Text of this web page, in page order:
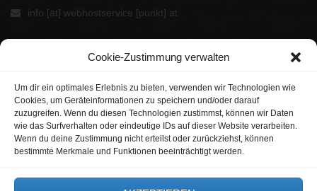
Cookie-Zustimmung verwalten
Um dir ein optimales Erlebnis zu bieten, verwenden wir Technologien wie
Cookies, um Geräteinformationen zu speichern und/oder darauf
zuzugreifen. Wenn du diesen Technologien zustimmst, können wir Daten
wie das Surfverhalten oder eindeutige IDs auf dieser Website verarbeiten.
Wenn du deine Zustimmung nicht erteilst oder zurückziehst, können
bestimmte Merkmale und Funktionen beeinträchtigt werden.
info [ät] webhostservice [punkt] at
UNSERE PARTNER